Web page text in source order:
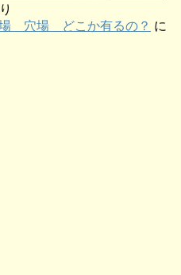
穴場 どこか有るの？ に